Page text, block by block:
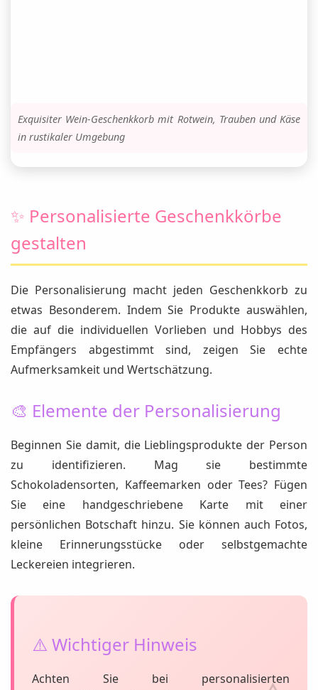
Exquisiter Wein-Geschenkkorb mit Rotwein, Trauben und Käse
in rustikaler Umgebung
✨ Personalisierte Geschenkkörbe
gestalten
Die Personalisierung macht jeden Geschenkkorb zu
etwas Besonderem. Indem Sie Produkte auswählen,
die auf die individuellen Vorlieben und Hobbys des
Empfängers abgestimmt sind, zeigen Sie echte
Aufmerksamkeit und Wertschätzung.
🎨 Elemente der Personalisierung
Beginnen Sie damit, die Lieblingsprodukte der Person
zu identifizieren. Mag sie bestimmte
Schokoladensorten, Kaffeemarken oder Tees? Fügen
Sie eine handgeschriebene Karte mit einer
persönlichen Botschaft hinzu. Sie können auch Fotos,
kleine Erinnerungsstücke oder selbstgemachte
Leckereien integrieren.
⚠️ Wichtiger Hinweis
Achten Sie bei personalisierten